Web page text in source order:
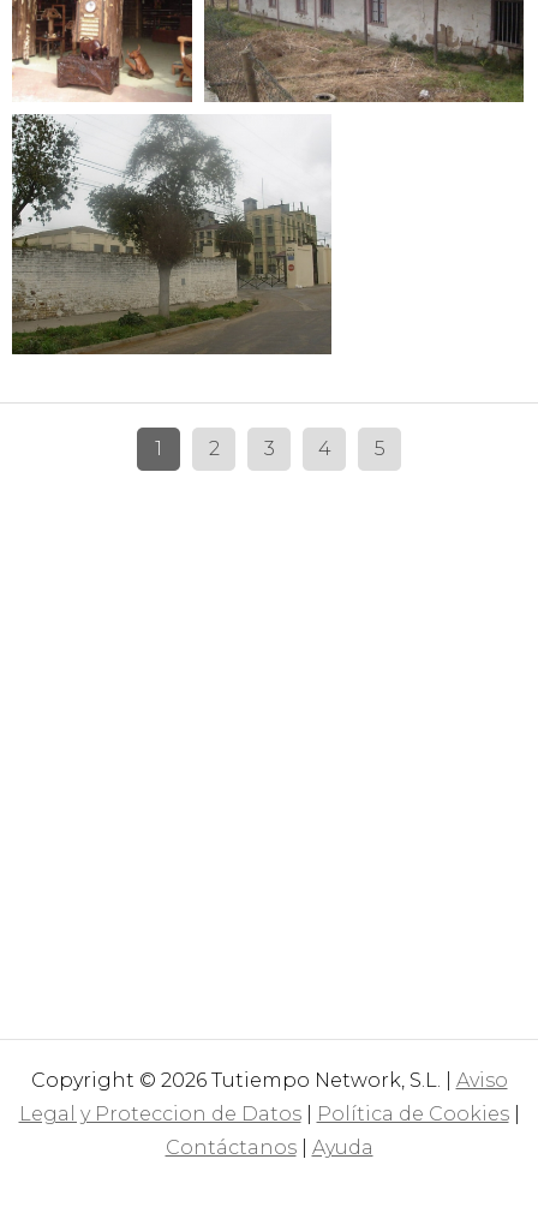
1 2 3 4 5
Copyright © 2026 Tutiempo Network, S.L. | Aviso
Legal y Proteccion de Datos| Política de Cookies|
Contáctanos| Ayuda